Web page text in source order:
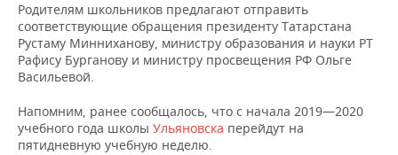
ВОЛЕЙБОЛ
КИБЕРСПОРТ
ВОДНЫЕ ВИДЫ СПОРТА
ИСТОРИЯ
КУЛЬТУРА
ОБРАЗОВАНИЕ
СПИСОК ПЕРСОН
СПИСОК КОМПАНИЙ
ПОЛНАЯ ВЕРСИЯ
Родителям школьников предлагают отправить
соответствующие обращения президенту Татарстана
Рустаму Минниханову, министру образования и науки РТ
Рафису Бурганову и министру просвещения РФ Ольге
Васильевой.
Напомним, ранее сообщалось, что с начала 2019—2020
учебного года школы Ульяновска перейдут на
пятидневную учебную неделю.